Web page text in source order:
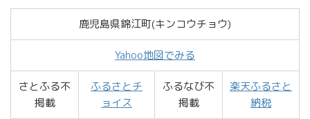
鹿児島県錦江町(キンコウチョウ)
Yahoo地図でみる
さとふる不
掲載
ふるさとチ
ョイス
ふるなび不
掲載
楽天ふるさと
納税